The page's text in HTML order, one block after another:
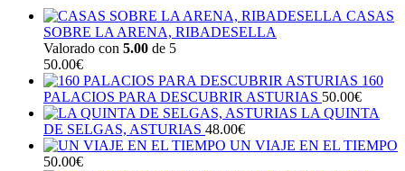
CASAS
SOBRE LA ARENA, RIBADESELLA
Valorado con 5.00 de 5
50.00€
160
PALACIOS PARA DESCUBRIR ASTURIAS 50.00€
LA QUINTA
DE SELGAS, ASTURIAS 48.00€
UN VIAJE EN EL TIEMPO
50.00€